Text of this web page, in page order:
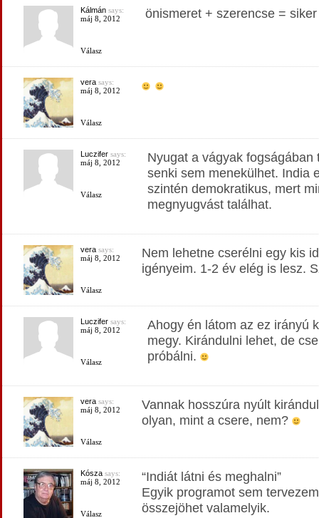
Kálmánsays:
máj 8, 2012
Válasz
önismeret + szerencse =
verasays:
máj 8, 2012
Válasz
Luczifersays:
máj 8, 2012
Válasz
Nyugat a vágyak
senki sem menekülhet. India
szintén demokratikus, mert
megnyugvást találhat.
verasays:
máj 8, 2012
Válasz
Nem lehetne cserélni egy kis
igényeim. 1-2 év elég is lesz.
Luczifersays:
máj 8, 2012
Válasz
Ahogy én látom az ez irányú
megy. Kirándulni lehet, de
próbálni.
verasays:
máj 8, 2012
Válasz
Vannak hosszúra nyúlt
olyan, mint a csere, nem?
Kószasays:
máj 8, 2012
Válasz
“Indiát látni és meghalni”
Egyik programot sem
összejöhet valamelyik.